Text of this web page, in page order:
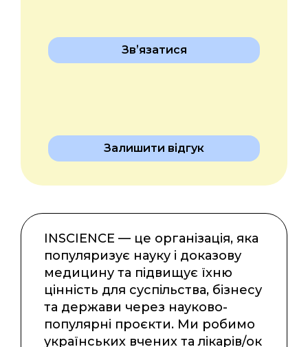
Звʼязатися
Залишити відгук
INSCIENCE — це організація, яка
популяризує науку і доказову
медицину та підвищує їхню
цінність для суспільства, бізнесу
та держави через науково-
популярні проєкти. Ми робимо
українських вчених та лікарів/ок